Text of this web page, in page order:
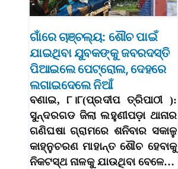
ଗାଁରେ ଚାଞ୍ଚଲ୍ୟ: ଶୌଚ ପାଇଁ
ଯାଇଥିବା ଯୁବକଙ୍କୁ ଜବରଦସ୍ତି
ପିଆଇଲେ ପେଟ୍ରୋଲ, ଦେହରେ
ଲଗାଇଦେଲେ ନିଆଁ
ବଣାଇ, ୮।୮(ପ୍ରଦୀପ ତ୍ରିପାଠୀ ):
ସୁନ୍ଦରଗଡ ଜିଲା ଲହୁଣୀପଡ଼ା ଥାନାର
ଗଣିଘଷା ଗ୍ରାମରେ ଶନିବାର ସକାଳୁ
କାହ୍ନୁଚରଣ ମାହାନ୍ତ ଶୌଚ ହେବାକୁ
ନିକଟସ୍ଥ ନାଳକୁ ଯାଉଥିବା ବେଳେ…